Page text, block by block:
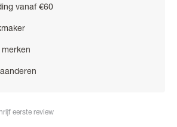
vanaf €60
eerste review